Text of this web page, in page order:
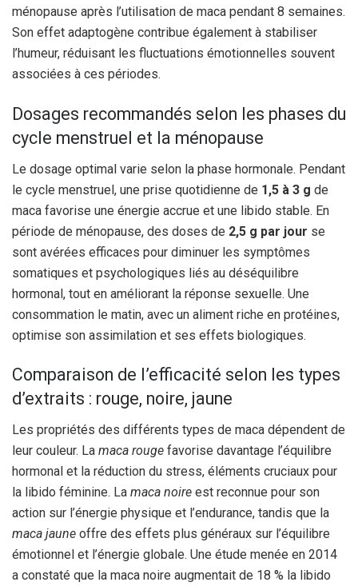
ménopause après l’utilisation de maca pendant 8 semaines.
Son effet adaptogène contribue également à stabiliser
l’humeur, réduisant les fluctuations émotionnelles souvent
associées à ces périodes.
Dosages recommandés selon les phases du
cycle menstruel et la ménopause
Le dosage optimal varie selon la phase hormonale. Pendant
le cycle menstruel, une prise quotidienne de 1,5 à 3 g de
maca favorise une énergie accrue et une libido stable. En
période de ménopause, des doses de 2,5 g par jour se
sont avérées efficaces pour diminuer les symptômes
somatiques et psychologiques liés au déséquilibre
hormonal, tout en améliorant la réponse sexuelle. Une
consommation le matin, avec un aliment riche en protéines,
optimise son assimilation et ses effets biologiques.
Comparaison de l’efficacité selon les types
d’extraits : rouge, noire, jaune
Les propriétés des différents types de maca dépendent de
leur couleur. La maca rouge favorise davantage l’équilibre
hormonal et la réduction du stress, éléments cruciaux pour
la libido féminine. La maca noire est reconnue pour son
action sur l’énergie physique et l’endurance, tandis que la
maca jaune offre des effets plus généraux sur l’équilibre
émotionnel et l’énergie globale. Une étude menée en 2014
a constaté que la maca noire augmentait de 18 % la libido